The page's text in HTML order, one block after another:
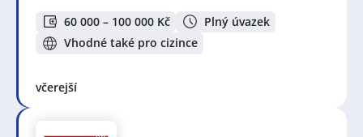
60 000 – 100 000 Kč
Plný úvazek
Vhodné také pro cizince
včerejší